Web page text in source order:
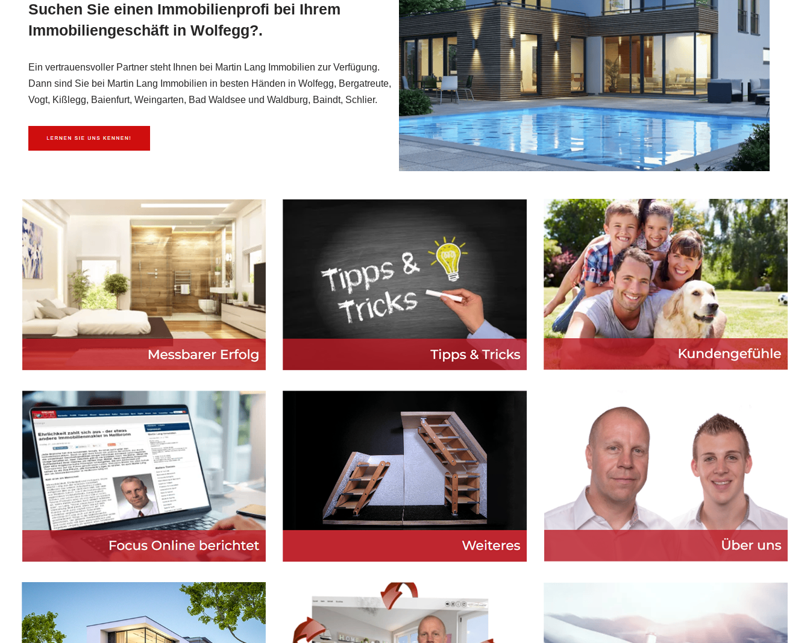
Suchen Sie einen Immobilienprofi bei Ihrem
Immobiliengeschäft in Wolfegg?.
Ein vertrauensvoller Partner steht Ihnen bei Martin Lang Immobilien zur Verfügung.
Dann sind Sie bei Martin Lang Immobilien in besten Händen in Wolfegg, Bergatreute,
Vogt, Kißlegg, Baienfurt, Weingarten, Bad Waldsee und Waldburg, Baindt, Schlier.